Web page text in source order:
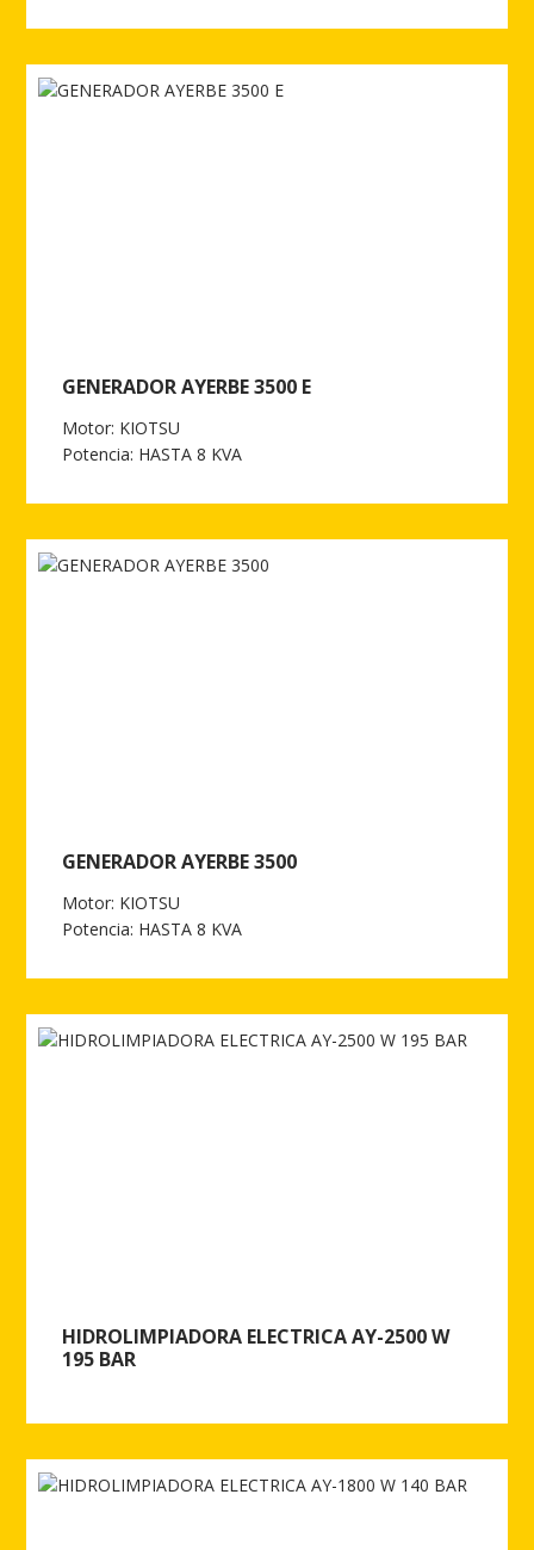
GENERADOR AYERBE 3500 E
Motor: KIOTSU
Potencia: HASTA 8 KVA
GENERADOR AYERBE 3500
Motor: KIOTSU
Potencia: HASTA 8 KVA
HIDROLIMPIADORA ELECTRICA AY-2500 W
195 BAR